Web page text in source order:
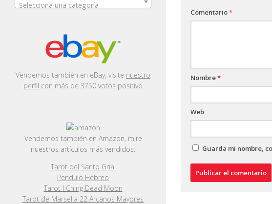
Comentario*
Nombre*
Web
Guarda mi nombre,
Selecciona una categoría
Vendemos también en eBay, visite nuestro
perfil con más de 3750 votos positivo
Vendemos también en Amazon, mire
nuestros artículos más vendidos:
Tarot del Santo Grial
Pendulo Hebreo
Tarot I Ching Dead Moon
Tarot de Marsella 22 Arcanos Mayores